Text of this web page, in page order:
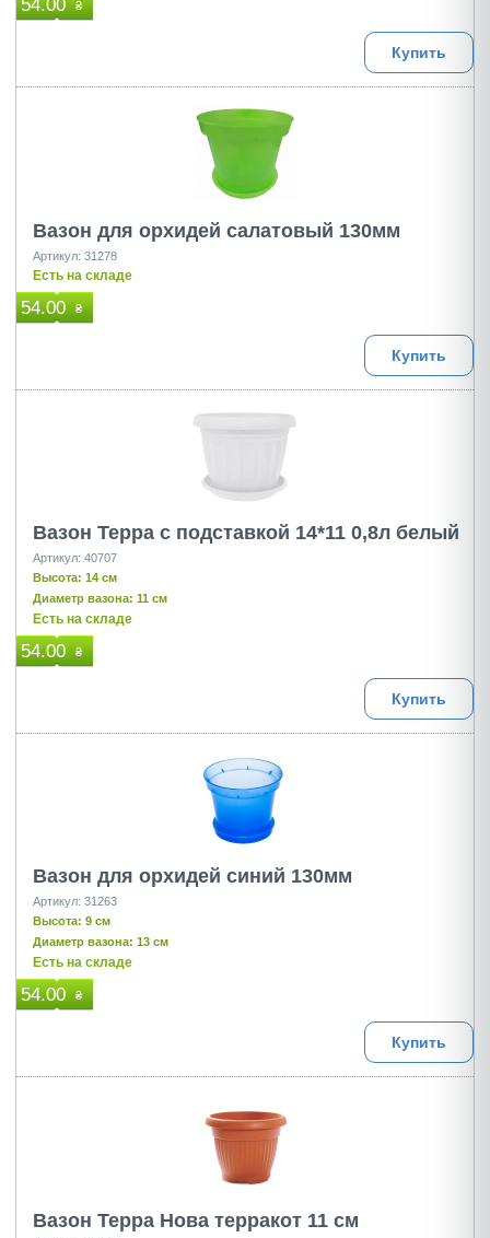
54.00 ₴
Купить
Вазон для орхидей салатовый 130мм
Артикул: 31278
Есть на складе
54.00 ₴
Купить
Вазон Терра с подставкой 14*11 0,8л белый
Артикул: 40707
Высота: 14 см
Диаметр вазона: 11 см
Есть на складе
54.00 ₴
Купить
Вазон для орхидей синий 130мм
Артикул: 31263
Высота: 9 см
Диаметр вазона: 13 см
Есть на складе
54.00 ₴
Купить
Вазон Терра Нова терракот 11 см